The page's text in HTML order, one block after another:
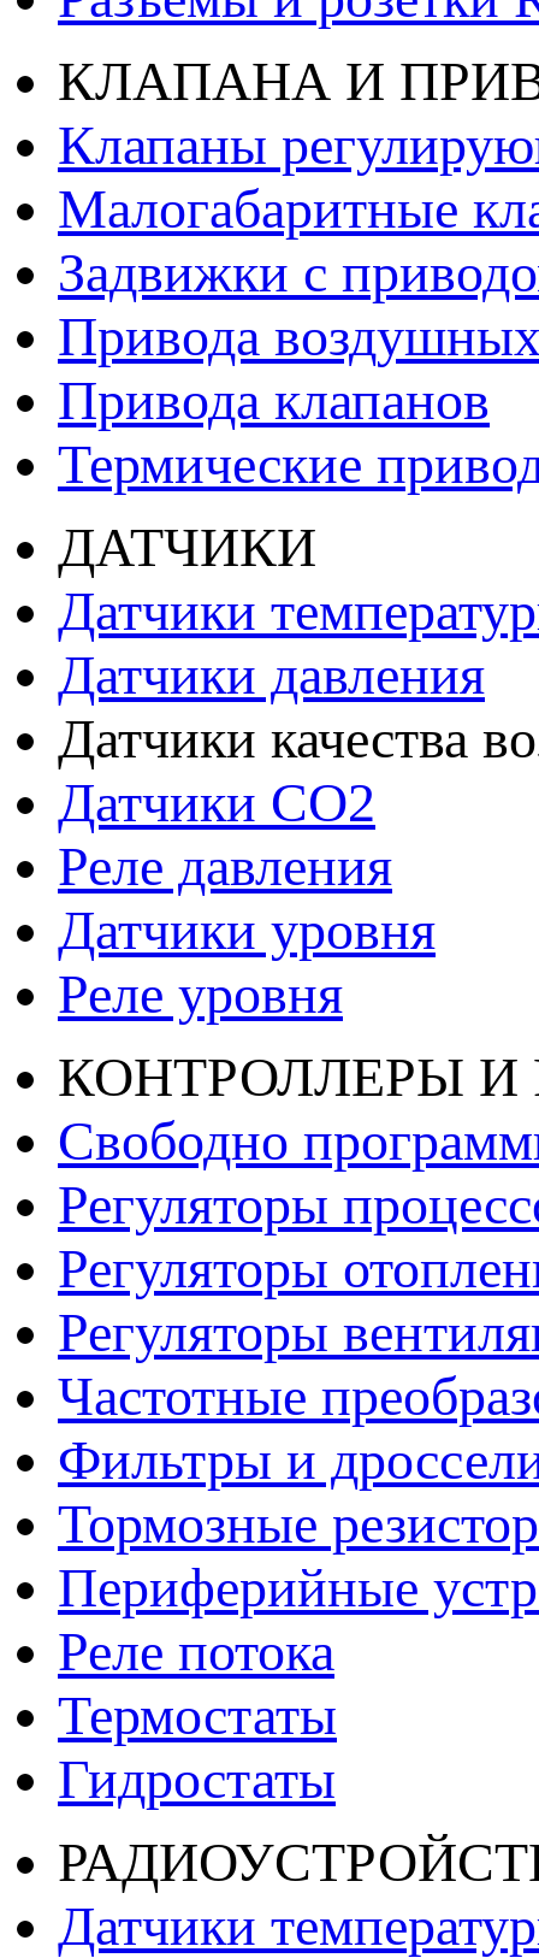
КЛАПАНА И
Клапаны
Малогабаритные
Задвижки с
Привода
Привода клапанов
Термические
ДАТЧИКИ
Датчики
Датчики давления
Датчики качества
Датчики СО2
Реле давления
Датчики уровня
Реле уровня
КОНТРОЛЛЕРЫ И
Свободно
Регуляторы
Регуляторы
Регуляторы
Частотные
Фильтры и
Тормозные
Периферийные
Реле потока
Термостаты
Гидростаты
Датчики